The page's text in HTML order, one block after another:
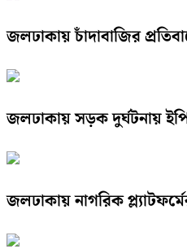
জলঢাকায় চাঁদাবাজির
জলঢাকায় সড়ক দুর্ঘটনায়
জলঢাকায় নাগরিক